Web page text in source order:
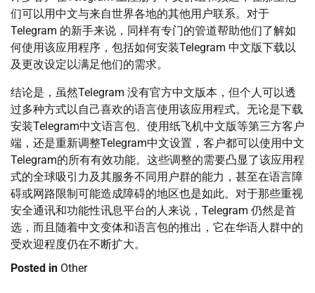
们可以用中文与来自世界各地的其他用户联系。对于
Telegram 的新手来说，同样有专门的管道帮助他们了解如
何使用该应用程序，包括如何安装Telegram 中文版下载以
及更改设定以满足他们的需求。
结论是，虽然Telegram 没有官方中文版本，但个人可以透
过多种方式以自己喜欢的语言使用该应用程式。无论是下载
安装Telegram中文语言包、使用纸飞机中文版等第三方客户
端，还是重新调整Telegram中文设置，客户都可以使用中文
Telegram的所有有效功能。这些调整的需要凸显了该应用程
式的全球吸引力及其服务不同用户群的能力，甚至在语言障
碍或网路限制可能造成障碍的地区也是如此。对于那些重视
安全通讯和功能性讯息平台的人来说，Telegram 仍然是首
选，而且随着中文变体和语言包的推出，它在华语人群中的
受欢迎程度仍在不断扩大。
Posted in Other